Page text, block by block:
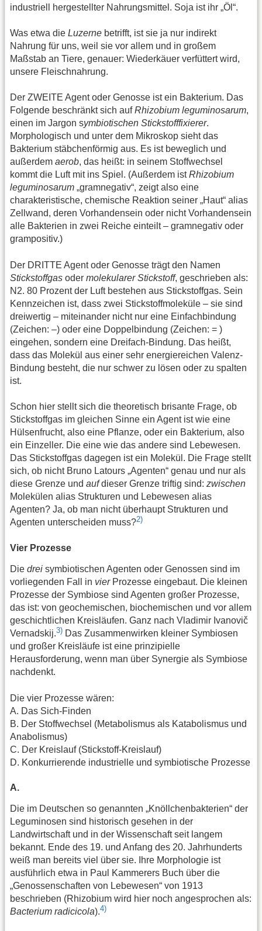
industriell hergestellter Nahrungsmittel. Soja ist ihr „Öl“.
Was etwa die Luzerne betrifft, ist sie ja nur indirekt
Nahrung für uns, weil sie vor allem und in großem
Maßstab an Tiere, genauer: Wiederkäuer verfüttert wird,
unsere Fleischnahrung.
Der ZWEITE Agent oder Genosse ist ein Bakterium. Das
Folgende beschränkt sich aufRhizobium leguminosarum,
einen im Jargon symbiotischen Stickstofffixierer.
Morphologisch und unter dem Mikroskop sieht das
Bakterium stäbchenförmig aus. Es ist beweglich und
außerdem aerob, das heißt: in seinem Stoffwechsel
kommt die Luft mit ins Spiel. (Außerdem istRhizobium
leguminosarum „gramnegativ“, zeigt also eine
charakteristische, chemische Reaktion seiner „Haut“ alias
Zellwand, deren Vorhandensein oder nicht Vorhandensein
alle Bakterien in zwei Reiche einteilt – gramnegativ oder
grampositiv.)
Der DRITTE Agent oder Genosse trägt den Namen
Stickstoffgas oder molekularer Stickstoff, geschrieben als:
N2. 80 Prozent der Luft bestehen aus Stickstoffgas. Sein
Kennzeichen ist, dass zwei Stickstoffmoleküle – sie sind
dreiwertig – miteinander nicht nur eine Einfachbindung
(Zeichen: –) oder eine Doppelbindung (Zeichen: = )
eingehen, sondern eine Dreifach-Bindung. Das heißt,
dass das Molekül aus einer sehr energiereichen Valenz-
Bindung besteht, die nur schwer zu lösen oder zu spalten
ist.
Schon hier stellt sich die theoretisch brisante Frage, ob
Stickstoffgas im gleichen Sinne ein Agent ist wie eine
Hülsenfrucht, also eine Pflanze, oder ein Bakterium, also
ein Einzeller. Die eine wie das andere sind Lebewesen.
Das Stickstoffgas dagegen ist ein Molekül. Die Frage stellt
sich, ob nicht Bruno Latours „Agenten“ genau und nur als
diese Grenze und aufdieser Grenze triftig sind: zwischen
Molekülen alias Strukturen und Lebewesen alias
Agenten? Ja, ob man nicht überhaupt Strukturen und
Agenten unterscheiden muss?2)
Vier Prozesse
Die drei symbiotischen Agenten oder Genossen sind im
vorliegenden Fall in vierProzesse eingebaut. Die kleinen
Prozesse der Symbiose sind Agenten großer Prozesse,
das ist: von geochemischen, biochemischen und vor allem
geschichtlichen Kreisläufen. Ganz nach Vladimir Ivanovič
Vernadskij.3) Das Zusammenwirken kleiner Symbiosen
und großer Kreisläufe ist eine prinzipielle
Herausforderung, wenn man über Synergie als Symbiose
nachdenkt.
Die vier Prozesse wären:
A. Das Sich-Finden
B. Der Stoffwechsel (Metabolismus als Katabolismus und
Anabolismus)
C. Der Kreislauf (Stickstoff-Kreislauf)
D. Konkurrierende industrielle und symbiotische Prozesse
A.
Die im Deutschen so genannten „Knöllchenbakterien“ der
Leguminosen sind historisch gesehen in der
Landwirtschaft und in der Wissenschaft seit langem
bekannt. Ende des 19. und Anfang des 20. Jahrhunderts
weiß man bereits viel über sie. Ihre Morphologie ist
ausführlich etwa in Paul Kammerers Buch über die
„Genossenschaften von Lebewesen“ von 1913
beschrieben (Rhizobium wird hier noch angesprochen als:
Bacterium radicicola).4)